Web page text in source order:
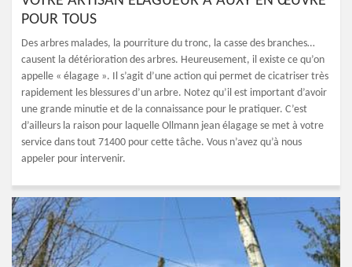
POUR TOUS
Des arbres malades, la pourriture du tronc, la casse des branches…
causent la détérioration des arbres. Heureusement, il existe ce qu’on
appelle « élagage ». Il s’agit d’une action qui permet de cicatriser très
rapidement les blessures d’un arbre. Notez qu’il est important d’avoir
une grande minutie et de la connaissance pour le pratiquer. C’est
d’ailleurs la raison pour laquelle Ollmann jean élagage se met à votre
service dans tout 71400 pour cette tâche. Vous n’avez qu’à nous
appeler pour intervenir.